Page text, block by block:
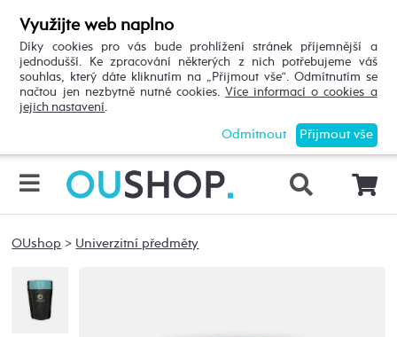
Využijte web naplno
Díky cookies pro vás bude prohlížení stránek příjemnější a
jednodušší. Ke zpracování některých z nich potřebujeme váš
souhlas, který dáte kliknutím na „Přijmout vše“. Odmítnutím se
načtou jen nezbytně nutné cookies.Více informací o cookies a
jejich nastavení
Přijmout vše
Odmítnout
OUshop > Univerzitní předměty